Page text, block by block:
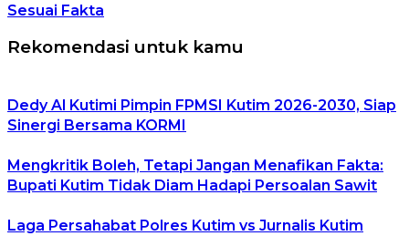
Sesuai Fakta
Rekomendasi untuk kamu
Dedy Al Kutimi Pimpin FPMSI Kutim 2026-2030, Siap
Sinergi Bersama KORMI
Mengkritik Boleh, Tetapi Jangan Menafikan Fakta:
Bupati Kutim Tidak Diam Hadapi Persoalan Sawit
Laga Persahabat Polres Kutim vs Jurnalis Kutim